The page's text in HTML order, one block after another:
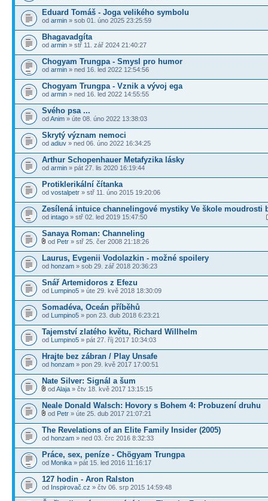
Eduard Tomáš - Joga velikého symbolu
od armin » sob 01. úno 2025 23:25:59
Bhagavadgíta
od armin » stř 11. zář 2024 21:40:27
Chogyam Trungpa - Smysl pro humor
od armin » ned 16. led 2022 12:54:56
Chogyam Trungpa - Vznik a vývoj ega
od armin » ned 16. led 2022 14:55:55
Svého psa ...
odAnim » úte 08. úno 2022 13:38:03
Skrytý význam nemoci
od adiuv » ned 06. úno 2022 16:34:25
Arthur Schopenhauer Metafyzika lásky
od armin » pát 27. lis 2020 16:19:44
Protiklerikální čítanka
od vostalpetr » stř 11. úno 2015 19:20:06
Zesílená intuice channelingové mystiky Ve škole moudrosti
od intago » stř 02. led 2019 15:47:50
Sanaya Roman: Channeling
od Petr » stř 25. čer 2008 21:18:26
Laurus, Evgenii Vodolazkin - možné spoilery
od honzam » sob 29. zář 2018 20:36:23
Snář Artemidoros z Efezu
od Lumpino5 » úte 29. kvě 2018 18:30:09
Somadéva, Oceán příběhů
od Lumpino5 » pon 23. dub 2018 6:23:21
Tajemství zlatého květu, Richard Willhelm
od Lumpino5 » pát 27. říj 2017 10:34:03
Hrajte bez zábran / Play Unsafe
od honzam » pon 29. kvě 2017 17:00:51
Nate Silver: Signál a šum
odAlaja » čtv 18. kvě 2017 13:15:15
Neale Donald Walsch: Hovory s Bohem 4: Probuzení druhu
od Petr » úte 25. dub 2017 21:07:21
The Revelations of an Elite Family Insider (2005)
od honzam » ned 03. črc 2016 8:32:33
Práce, sex, peníze - Chögyam Trungpa
od Monika » pát 15. led 2016 11:16:17
127 hodin - Aron Ralston
od Inspirovač.cz » čtv 06. srp 2015 14:59:48